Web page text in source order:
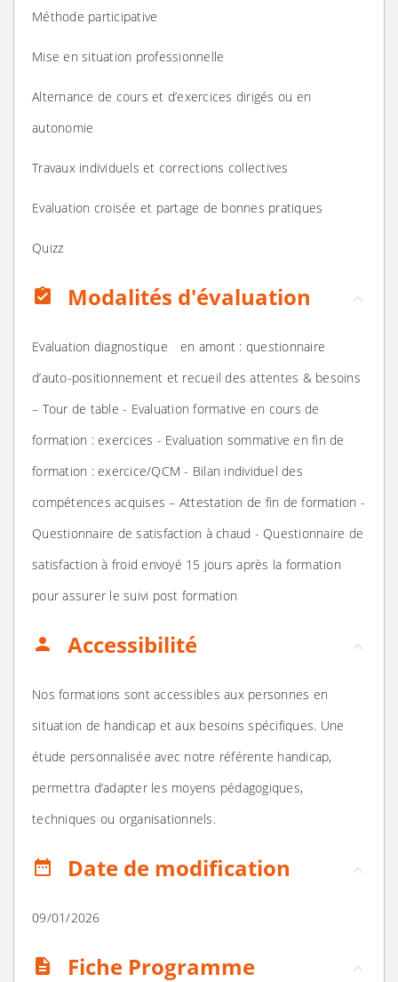
Méthode participative
Mise en situation professionnelle
Alternance de cours et d’exercices dirigés ou en
autonomie
Travaux individuels et corrections collectives
Evaluation croisée et partage de bonnes pratiques
Quizz
assignment_turned_in Modalités d'évaluation
Evaluation diagnostique en amont : questionnaire
d’auto-positionnement et recueil des attentes & besoins
– Tour de table - Evaluation formative en cours de
formation : exercices - Evaluation sommative en fin de
formation : exercice/QCM - Bilan individuel des
compétences acquises – Attestation de fin de formation -
Questionnaire de satisfaction à chaud - Questionnaire de
satisfaction à froid envoyé 15 jours après la formation
pour assurer le suivi post formation
person Accessibilité
Nos formations sont accessibles aux personnes en
situation de handicap et aux besoins spécifiques. Une
étude personnalisée avec notre référente handicap,
permettra d’adapter les moyens pédagogiques,
techniques ou organisationnels.
date_range Date de modification
09/01/2026
description Fiche Programme